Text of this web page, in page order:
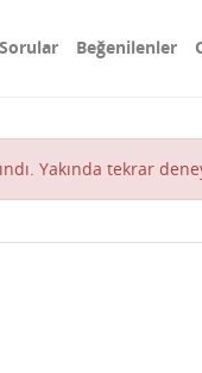
Sorular Beğenilenler
Yakında tekrar